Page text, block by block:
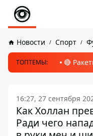
Новости Спорт
ТОПТЕМЫ: 🔴
16:27, 27 сентября
Как Холлан
Ради чего